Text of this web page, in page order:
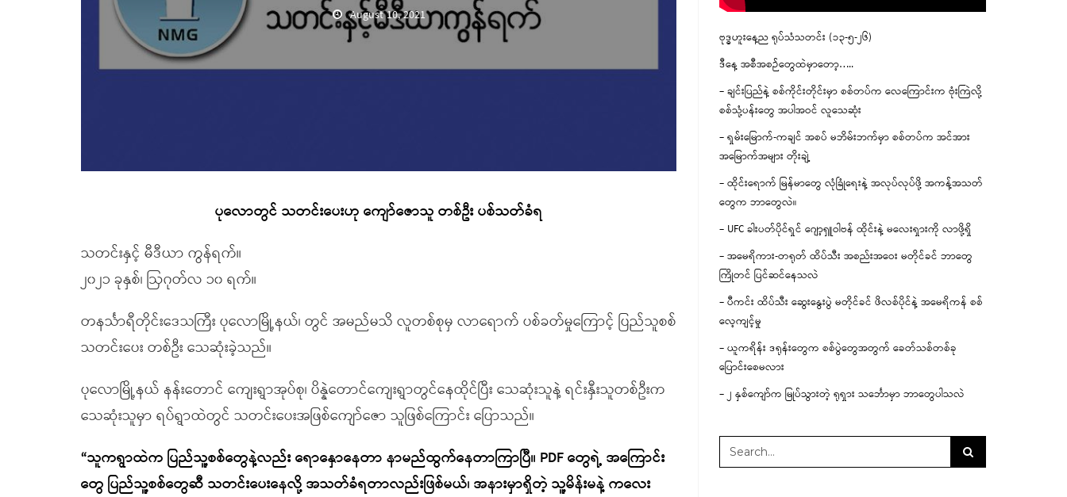
August 10, 2021
ပုလောတွင် သတင်းပေးဟု ကျော်ဇောသူ တစ်ဦး ပစ်သတ်ခံရ
သတင်းနှင့် မီဒီယာ ကွန်ရက်။
၂၀၂၁ ခုနှစ်၊ ဩဂုတ်လ ၁၀ ရက်။
တနင်္သာရီတိုင်းဒေသကြီး ပုလောမြို့နယ်၊ တွင် အမည်မသိ လူတစ်စုမှ လာရောက် ပစ်ခတ်မှုကြောင့် ပြည်သူစစ်
သတင်းပေး တစ်ဦး သေဆုံးခဲ့သည်။
ပုလောမြို့နယ် နန်းတောင် ကျေးရွာအုပ်စု၊ ပိန္နဲတောင်ကျေးရွာတွင်နေထိုင်ပြီး သေဆုံးသူနဲ့ ရင်းနှီးသူတစ်ဦးက
သေဆုံးသူမှာ ရပ်ရွာထဲတွင် သတင်းပေးအဖြစ်ကျော်ဇော သူဖြစ်ကြောင်း ပြောသည်။
“သူကရွာထဲက ပြည်သူ့စစ်တွေနဲ့လည်း ရောနှောနေတာ နာမည်ထွက်နေတာကြာပြီ။ PDF တွေရဲ့ အကြောင်း
တွေ ပြည်သူ့စစ်တွေဆီ သတင်းပေးနေလို့ အသတ်ခံရတာလည်းဖြစ်မယ်၊ အနားမှာရှိတဲ့ သူ့မိန်းမနဲ့ ကလေး
ဗုဒ္ဓဟူးနေ့ည ရုပ်သံသတင်း (၁၃-၅-၂၆)
ဒီနေ့ အစီအစဉ်တွေထဲမှာတော့…..
– ချင်းပြည်နဲ့ စစ်ကိုင်းတိုင်းမှာ စစ်တပ်က လေကြောင်းက ဗုံးကြဲလို့
စစ်သုံ့ပန်းတွေ အပါအဝင် လူသေဆုံး
– ရှမ်းမြောက်-ကချင် အစပ် မဘိမ်းဘက်မှာ စစ်တပ်က အင်အား
အမြောက်အများ တိုးချဲ့
– ထိုင်းရောက် မြန်မာတွေ လုံခြုံရေးနဲ့ အလုပ်လုပ်ဖို့ အကန့်အသတ်
တွေက ဘာတွေလဲ။
– UFC ခါးပတ်ပိုင်ရှင် ဂျော့ရှူဝါဗန် ထိုင်းနဲ့ မလေးရှားကို လာဖို့ရှိ
– အမေရိကား-တရုတ် ထိပ်သီး အစည်းအဝေး မတိုင်ခင် ဘာတွေ
ကြိုတင် ပြင်ဆင်နေသလဲ
– ပီကင်း ထိပ်သီး ဆွေးနွေးပွဲ မတိုင်ခင် ဖိလစ်ပိုင်နဲ့ အမေရိကန် စစ်
လေ့ကျင့်မှု
– ယူကရိန်း ဒရုန်းတွေက စစ်ပွဲတွေအတွက် ခေတ်သစ်တစ်ခု
ပြောင်းစေမလား
– ၂ နှစ်ကျော်က မြုပ်သွားတဲ့ ရုရှား သင်္ဘောမှာ ဘာတွေပါသလဲ